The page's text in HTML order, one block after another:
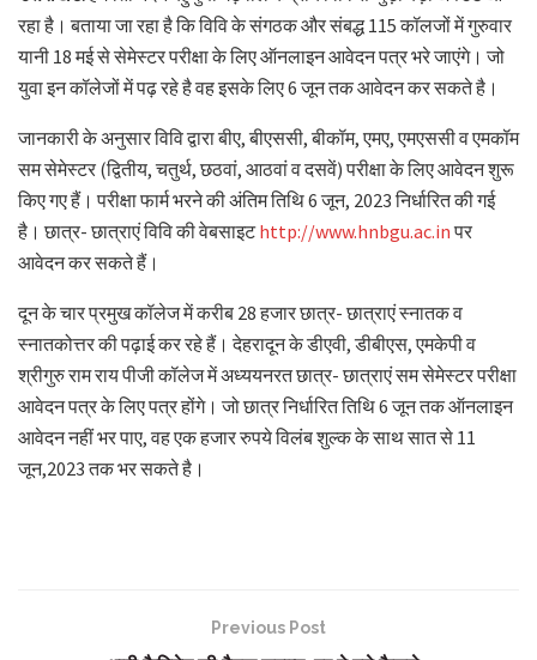
रहा है। बताया जा रहा है कि विवि के संगठक और संबद्ध 115 कॉलजों में गुरुवार
यानी 18 मई से सेमेस्टर परीक्षा के लिए ऑनलाइन आवेदन पत्र भरे जाएंगे। जो
युवा इन कॉलेजों में पढ़ रहे है वह इसके लिए 6 जून तक आवेदन कर सकते है।
जानकारी के अनुसार विवि द्वारा बीए, बीएससी, बीकॉम, एमए, एमएससी व एमकॉम
सम सेमेस्टर (द्वितीय, चतुर्थ, छठवां, आठवां व दसवें) परीक्षा के लिए आवेदन शुरू
किए गए हैं। परीक्षा फार्म भरने की अंतिम तिथि 6 जून, 2023 निर्धारित की गई
है। छात्र- छात्राएं विवि की वेबसाइटhttp://www.hnbgu.ac.inपर
आवेदन कर सकते हैं।
दून के चार प्रमुख कॉलेज में करीब 28 हजार छात्र- छात्राएं स्नातक व
स्नातकोत्तर की पढ़ाई कर रहे हैं। देहरादून के डीएवी, डीबीएस, एमकेपी व
श्रीगुरु राम राय पीजी कॉलेज में अध्ययनरत छात्र- छात्राएं सम सेमेस्टर परीक्षा
आवेदन पत्र के लिए पत्र होंगे। जो छात्र निर्धारित तिथि 6 जून तक ऑनलाइन
आवेदन नहीं भर पाए, वह एक हजार रुपये विलंब शुल्क के साथ सात से 11
जून,2023 तक भर सकते है।
Previous Post